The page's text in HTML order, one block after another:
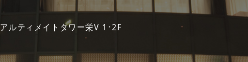
ルティメイトタワー栄V 1･2F